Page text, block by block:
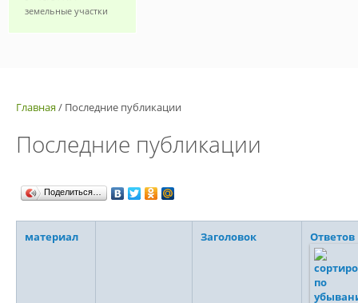
земельные участки
Главная / Последние публикации
Последние публикации
Поделиться…
материал Заголовок Ответов